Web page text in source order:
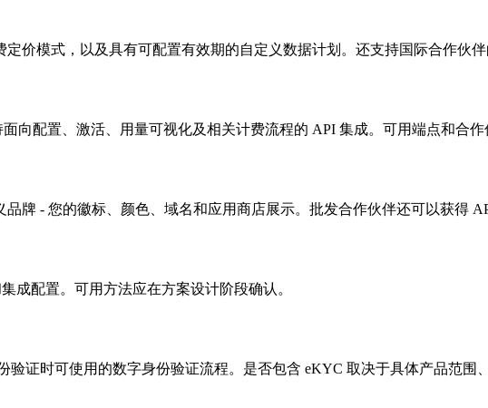
价模式，以及具有可配置有效期的自定义数据计划。还支持国际合作伙伴
向配置、激活、用量可视化及相关计费流程的 API 集成。可用端点和合
牌 - 您的徽标、颜色、域名和应用商店展示。批发合作伙伴还可以获得
成配置。可用方法应在方案设计阶段确认。
证时可使用的数字身份验证流程。是否包含 eKYC 取决于具体产品范围